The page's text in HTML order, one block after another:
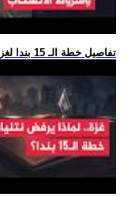
.. تفاصيل خطة الـ 15 بندا لغزة.. لماذا يرفضها نتنياهو ويصطدم مع